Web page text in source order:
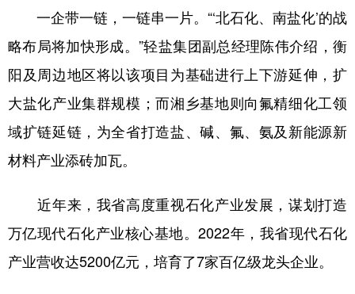
一企带一链，一链串一片。“‘北石化、南盐化’的战
略布局将加快形成。”轻盐集团副总经理陈伟介绍，衡
阳及周边地区将以该项目为基础进行上下游延伸，扩
大盐化产业集群规模；而湘乡基地则向氟精细化工领
域扩链延链，为全省打造盐、碱、氟、氨及新能源新
材料产业添砖加瓦。
近年来，我省高度重视石化产业发展，谋划打造
万亿现代石化产业核心基地。2022年，我省现代石化
产业营收达5200亿元，培育了7家百亿级龙头企业。